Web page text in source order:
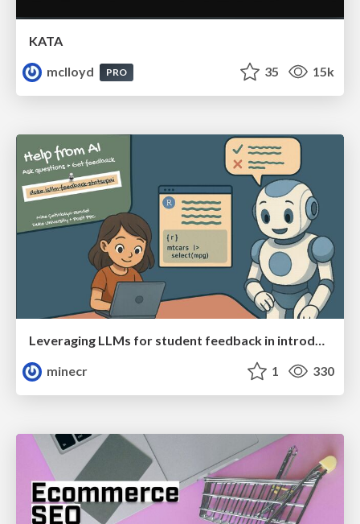
KATA
mclloyd
PRO 35 15k
Leveraging LLMs for student feedback in introductory data science courses - posit::conf(2025)
minecr
1 330